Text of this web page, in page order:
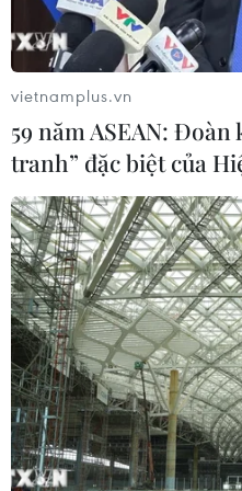
04/08/2026 03:05
ASEAN Cup 2026: Đội
Nam tạo "cơn địa chấn"
thông khu vực
04/08/2026 02:45
Báo chí Đông
sóng" vì tuyển Việt Nam,
Indonesia thua đau
04/08/2026 02:32
'Hủy diệt' Indonesia 3-0,
Nam khẳng định vị thế
vietnamplus.vn
59 năm ASEAN:
tranh” đặc biệt của